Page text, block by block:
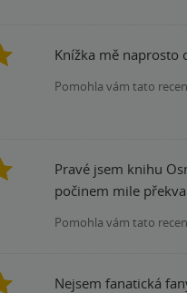
Knížka mě naprosto
Pomohla vám tato
Pravé jsem knihu
počinem mile
Pomohla vám tato
Nejsem fanatická